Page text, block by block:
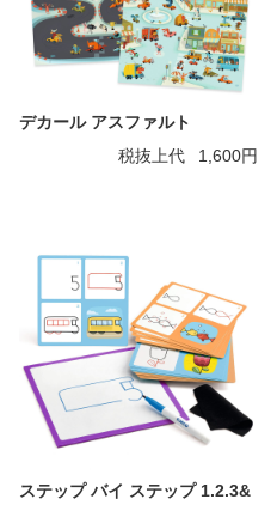
デカール アスファルト
税抜上代
1,600円
ステップ バイ ステップ 1.2.3&